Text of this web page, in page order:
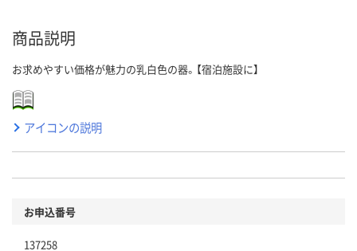
商品説明
お求めやすい価格が魅力の乳白色の器。【宿泊施設に】
アイコンの説明
お申込番号
137258